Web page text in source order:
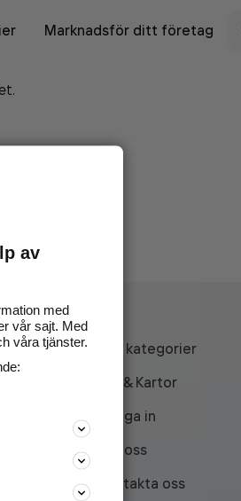
Marknadsför ditt företag
på
Alla kategorier
API & Kartor
Logga in
Om oss
Kontakta oss
av
med
vår sajt. Med
våra tjänster.